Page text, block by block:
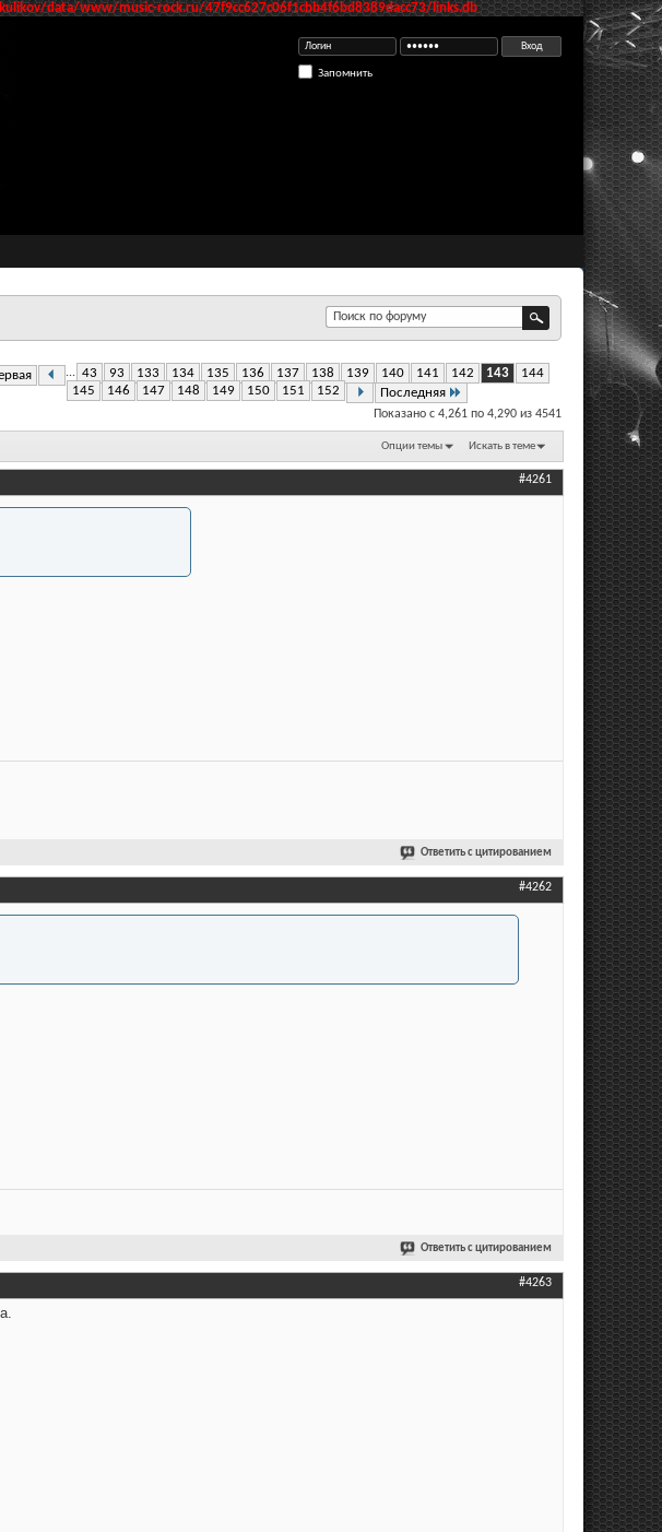
kulikov/data/www/music-rock.ru/47f9cc627c06f1cbb4f6bd8389dacc73/links.db
Запомнить
... 43 93 133 134 135 136 137 138 139 140 141 142 143
144
145
146 147 148 149 150 151 152 Последняя
Показано с 4,261 по 4,290 из 4541
Опции темы Искать в теме
#4261
Ответить с цитированием
#4262
Ответить с цитированием
#4263